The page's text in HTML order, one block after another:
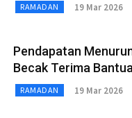
RAMADAN 19 Mar 2026
Pendapatan
Becak Terima
RAMADAN 19 Mar 2026